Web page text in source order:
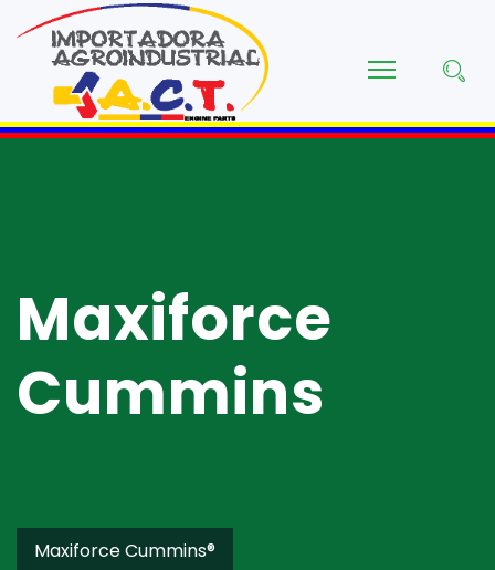
Maxiforce
Cummins
Maxiforce Cummins®